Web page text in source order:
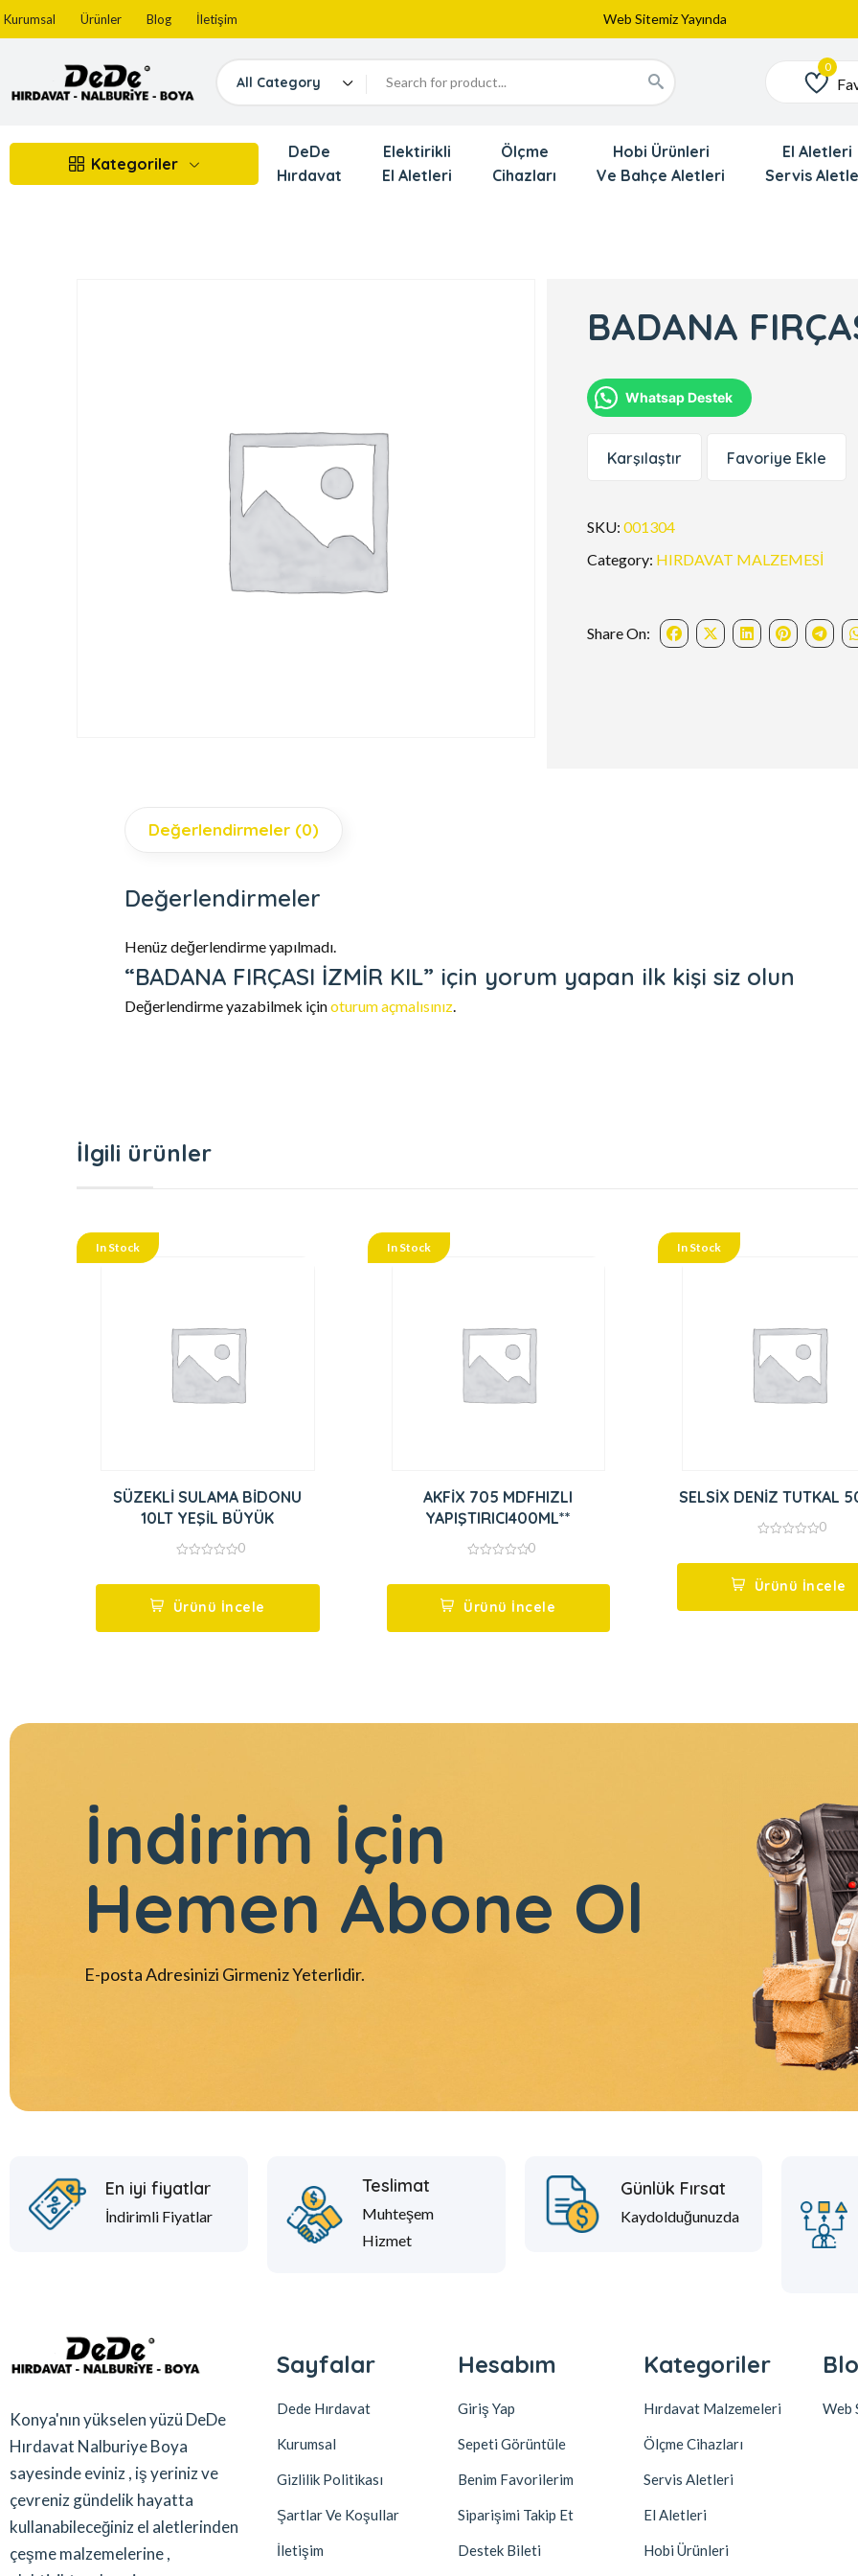
Kurumsal Ürünler Blog İletişim
Web Sitemiz Yayında
Yeni Eklenen Ürünlerimizi İnceledinizmi ?
All Category Favoriler
Kategoriler
DeDe
Hırdavat
Elektirikli
El Aletleri
Ölçme
Cihazları
Hobi Ürünleri
Ve Bahçe Aletleri
El Aletleri
Servis
BADANA
Whatsap Destek
Karşılaştır Favoriye Ekle
SKU:001304
Category: HIRDAVAT MALZEMESİ
Share On:
Değerlendirmeler (0)
Değerlendirmeler
Henüz değerlendirme yapılmadı.
“BADANA FIRÇASI İZMİR KIL” için yorum yapan ilk kişi siz olun
Değerlendirme yazabilmek içinoturum açmalısınız.
İlgili ürünler
In Stock
SÜZEKLİ SULAMA BİDONU
10LT YEŞİL BÜYÜK
5
0
Ürünü İncele
In Stock
AKFİX 705 MDFHIZLI
YAPIŞTIRICI400ML**
5
0
Ürünü İncele
In Stock
5
0
Ürünü İncele
İndirim İçin
Hemen Abone Ol
E-posta Adresinizi Girmeniz Yeterlidir.
En iyi fiyatlar
İndirimli Fiyatlar
Teslimat
Muhteşem
Hizmet
Günlük Fırsat
Kaydolduğunuzda
Konya'nın yükselen yüzü DeDe
Hırdavat Nalburiye Boya
sayesinde eviniz , iş yeriniz ve
çevreniz gündelik hayatta
kullanabileceğiniz el aletlerinden
çeşme malzemelerine ,
Sayfalar
Dede Hırdavat
Kurumsal
Gizlilik Politikası
Şartlar Ve Koşullar
İletişim
Hesabım
Giriş Yap
Sepeti Görüntüle
Benim Favorilerim
Siparişimi Takip Et
Destek Bileti
Kategoriler
Hırdavat Malzemeleri
Ölçme Cihazları
Servis Aletleri
El Aletleri
Hobi Ürünleri
Web